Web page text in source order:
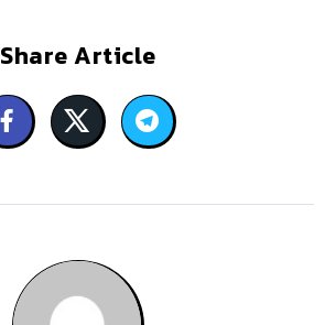
Share Article